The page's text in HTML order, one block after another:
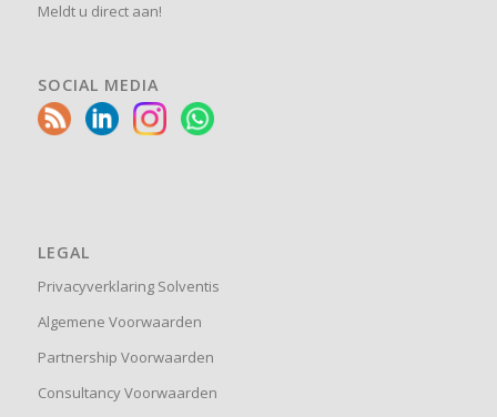
Meldt u direct aan!
SOCIAL MEDIA
LEGAL
Privacyverklaring Solventis
Algemene Voorwaarden
Partnership Voorwaarden
Consultancy Voorwaarden